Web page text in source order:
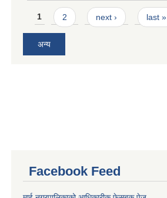
Pages
1 2 next › last »
अन्य
Facebook Feed